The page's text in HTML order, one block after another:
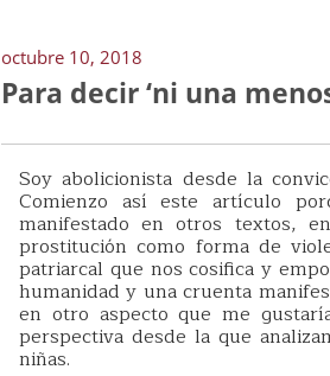
octubre 10, 2018
Para decir ‘ni una
Soy abolicionista desde la
Comienzo así este artículo
manifestado en otros textos,
prostitución como forma de
patriarcal que nos cosifica y
humanidad y una cruenta
en otro aspecto que me
perspectiva desde la que
niñas.